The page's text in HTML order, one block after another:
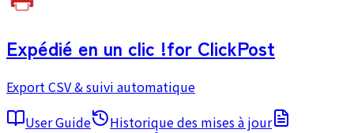
Expédié en un clic !for ClickPost
Export CSV & suivi automatique
User Guide
Historique des mises à jour